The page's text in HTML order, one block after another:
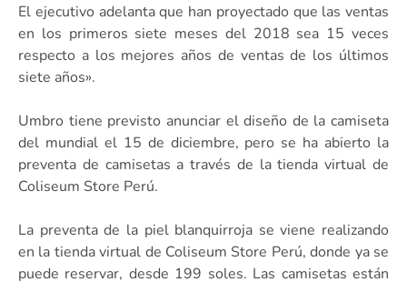
El ejecutivo adelanta que han proyectado que las ventas
en los primeros siete meses del 2018 sea 15 veces
respecto a los mejores años de ventas de los últimos
siete años».
Umbro tiene previsto anunciar el diseño de la camiseta
del mundial el 15 de diciembre, pero se ha abierto la
preventa de camisetas a través de la tienda virtual de
Coliseum Store Perú.
La preventa de la piel blanquirroja se viene realizando
en la tienda virtual de Coliseum Store Perú, donde ya se
puede reservar, desde 199 soles. Las camisetas están